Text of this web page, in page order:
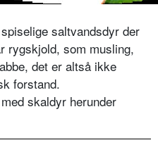
saltvandsdyr der
rygskjold, som musling,
det er altså ikke
forstand.
skaldyr herunder